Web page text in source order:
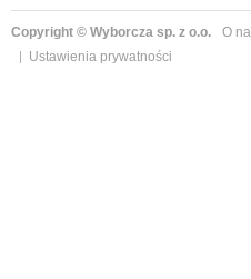
Copyright © Wyborcza sp. z o.o. O
Ustawienia prywatności